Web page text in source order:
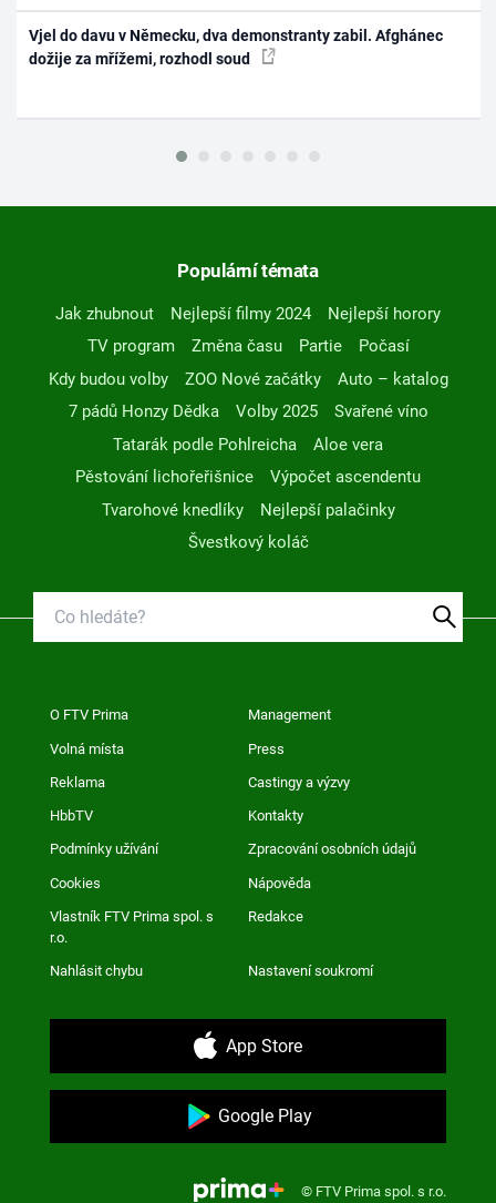
Vjel do davu v Německu, dva demonstranty zabil. Afghánec
dožije za mřížemi, rozhodl soud
Populární témata
Jak zhubnout Nejlepší filmy 2024
Nejlepší horory
TV program
Změna času Partie
Počasí
Kdy budou volby
ZOO Nové začátky
Auto – katalog
7 pádů Honzy Dědka
Volby 2025
Svařené víno
Tatarák podle Pohlreicha
Aloe vera
Pěstování lichořeřišnice
Výpočet ascendentu
Tvarohové knedlíky
Nejlepší palačinky
Švestkový koláč
O FTV Prima Management
Volná místa Press
Reklama Castingy a výzvy
HbbTV Kontakty
Podmínky užívání Zpracování osobních údajů
Cookies Nápověda
Vlastník FTV Prima spol. s
r.o.
Redakce
Nahlásit chybu Nastavení soukromí
App Store
Google Play
© FTV Prima spol. s r.o.